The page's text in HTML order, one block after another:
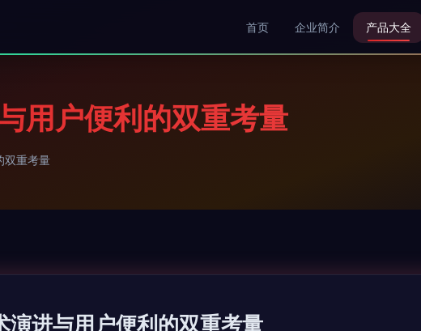
首页 企业简介 产品大全
用户便利的双重考量
双重考量
演进与用户便利的双重考量